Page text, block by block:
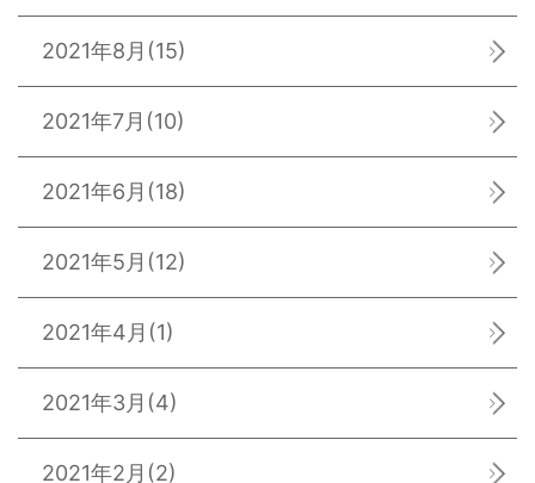
2021年8月 (15)
2021年7月 (10)
2021年6月 (18)
2021年5月 (12)
2021年4月 (1)
2021年3月 (4)
2021年2月 (2)